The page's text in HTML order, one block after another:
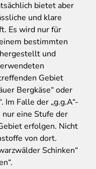
bietet aber
und klare
Es wird nur für
bestimmten
und
Gebiet
Bergkäse“ oder
Im Falle der „g.g.A“-
nur eine Stufe der
erfolgen. Nicht
von dort.
Schinken“